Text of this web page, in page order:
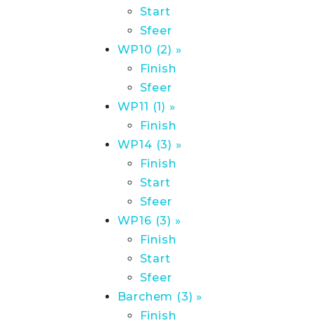
Start
Sfeer
WP10 (2) »
Finish
Sfeer
WP11 (1) »
Finish
WP14 (3) »
Finish
Start
Sfeer
WP16 (3) »
Finish
Start
Sfeer
Barchem (3) »
Finish